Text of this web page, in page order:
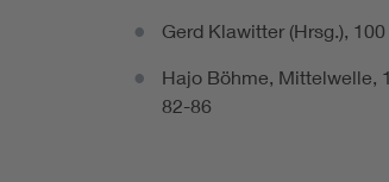
Gerd Klawitter (Hrsg.),
Hajo Böhme, Mittelwelle,
82-86